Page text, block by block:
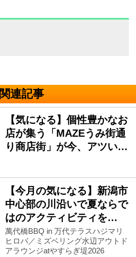
関連記事
【気になる】個性豊かなお
店が集う「MAZEうみ街通
り商店街」が今、アツい…
【今月の気になる】新潟市
中心部の川沿いで夏ならで
はのアクティビティを…
萬代橋BBQ in 万代テラスハジマリ
ヒロバ／ミズベリング水辺アウトド
アラウンジatやすらぎ堤2026